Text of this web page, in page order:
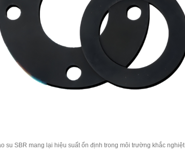
su SBR mang lại hiệu suất ổn định trong môi trường khắc nghiệt